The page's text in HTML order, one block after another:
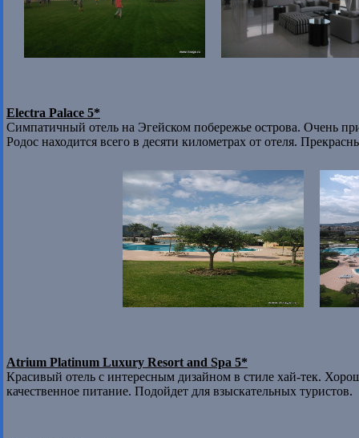
Electra Palace 5*
Симпатичный отель на Эгейском побережье острова. Очень
Родос находится всего в десяти километрах от отеля.
Atrium Platinum Luxury Resort and Spa 5*
Красивый отель с интересным дизайном в стиле хай-тек.
качественное питание. Подойдет для взыскательных туристов.